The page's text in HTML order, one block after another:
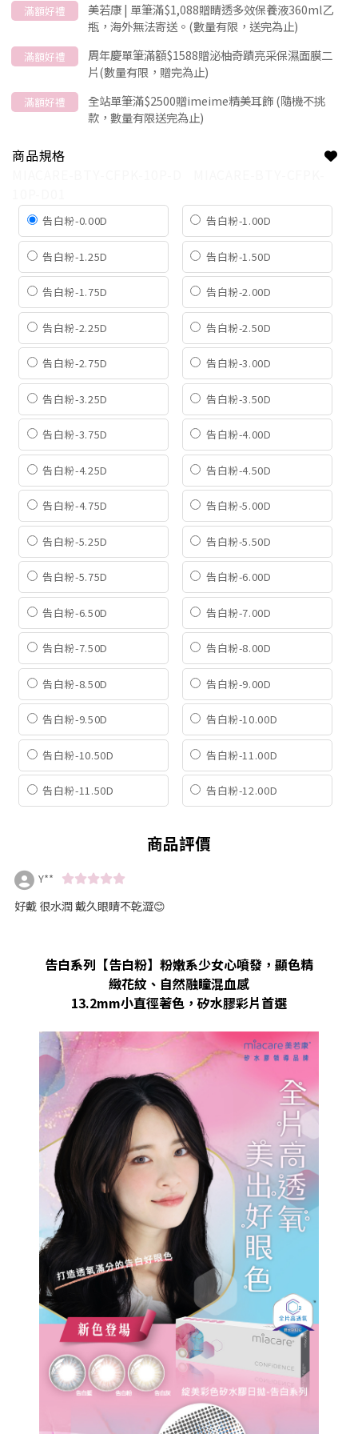
滿額好禮
美若康 | 單筆滿$1,088贈睛透多效保養液360ml乙
瓶，海外無法寄送。(數量有限，送完為止)
滿額好禮
周年慶單筆滿額$1588贈泌柚奇蹟亮采保濕面膜二
片(數量有限，贈完為止)
滿額好禮
全站單筆滿$2500贈imeime精美耳飾 (隨機不挑
款，數量有限送完為止)
商品規格
告白粉-0.00D 告白粉-1.00D
告白粉-1.25D 告白粉-1.50D
告白粉-1.75D 告白粉-2.00D
告白粉-2.25D 告白粉-2.50D
告白粉-2.75D 告白粉-3.00D
告白粉-3.25D 告白粉-3.50D
告白粉-3.75D 告白粉-4.00D
告白粉-4.25D 告白粉-4.50D
告白粉-4.75D 告白粉-5.00D
告白粉-5.25D 告白粉-5.50D
告白粉-5.75D 告白粉-6.00D
告白粉-6.50D 告白粉-7.00D
告白粉-7.50D 告白粉-8.00D
告白粉-8.50D 告白粉-9.00D
告白粉-9.50D 告白粉-10.00D
告白粉-10.50D 告白粉-11.00D
告白粉-11.50D 告白粉-12.00D
商品評價
Y**
好戴 很水潤 戴久眼睛不乾澀😊
告白系列【告白粉】粉嫩系少女心噴發，顯色精
緻花紋、自然融瞳混血感
13.2mm小直徑著色，矽水膠彩片首選